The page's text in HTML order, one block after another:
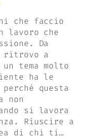
che faccio
lavoro che
Da
ritrovo a
tema molto
ha le
questa
non
si lavora
Riuscire a
di chi ti…